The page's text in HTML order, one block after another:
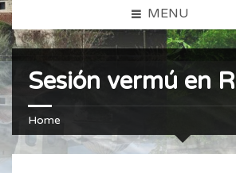
MENU
Sesión vermú en
Home